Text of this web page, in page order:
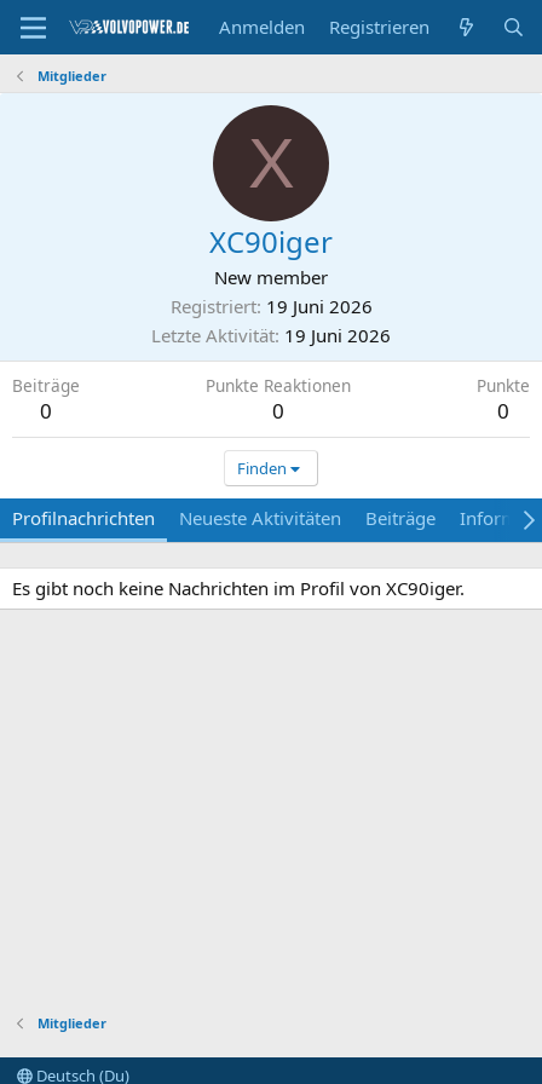
Anmelden Registrieren
Mitglieder
X
XC90iger
New member
Registriert 19 Juni 2026
Letzte Aktivität 19 Juni 2026
Beiträge
0
Punkte Reaktionen
0
Punkte
0
Finden
Profilnachrichten Neueste Aktivitäten Beiträge
Es gibt noch keine Nachrichten im Profil von XC90iger.
Mitglieder
Deutsch (Du)